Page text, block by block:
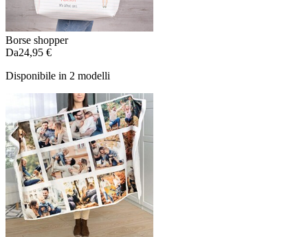
Borse shopper
Da24,95 €
Disponibile in 2 modelli